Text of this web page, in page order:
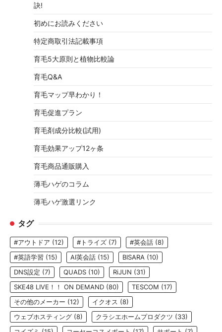
訣!
初めにお読みください
特定商取引法記載事項
育毛5大原則と植物比較論
育毛Q&A
育毛マップ早わかり！
育毛促進プラン
育毛剤成分比較(試用)
育毛効果アップ12ヶ条
育毛商品通販購入
薄毛ハゲのコラム
薄毛ハゲ激選リンク
タグ
#アウトドア (12) #トライズ (7) #英会話 (8)
#英語学習 (15) AI英会話 (15) BISARA (10)
DNS設定 (7) QUADS (10) RiJUN (31)
SKE48 LIVE！！ ON DEMAND (80) TESCOM (17)
その他のメーカー (12) イクオス (8)
ウェブホスティング (8) クラシエホームプロダクツ (33)